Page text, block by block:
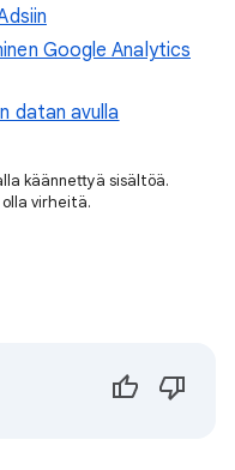
Google Analytics
datan avulla
käännettyä sisältöä.
olla virheitä.